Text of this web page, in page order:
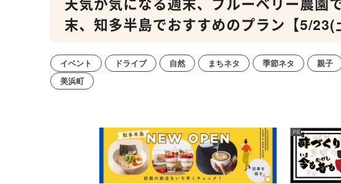
末、知多半島でおすすめのプラン【5/23(
イベント ドライブ 自然 まちネタ 季節ネタ 親子
美浜町